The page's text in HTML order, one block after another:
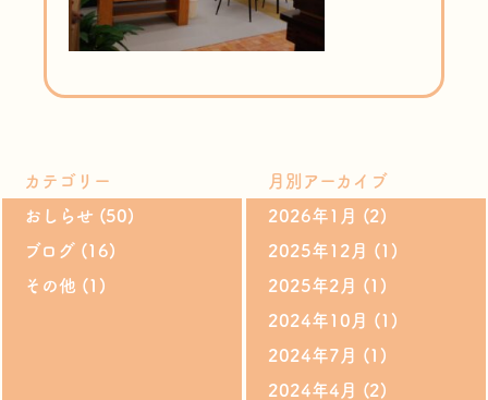
カテゴリー
おしらせ (50)
ブログ (16)
その他 (1)
月別アーカイブ
2026年1月
(2)
2025年12月
(1)
2025年2月
(1)
2024年10月
(1)
2024年7月
(1)
2024年4月
(2)